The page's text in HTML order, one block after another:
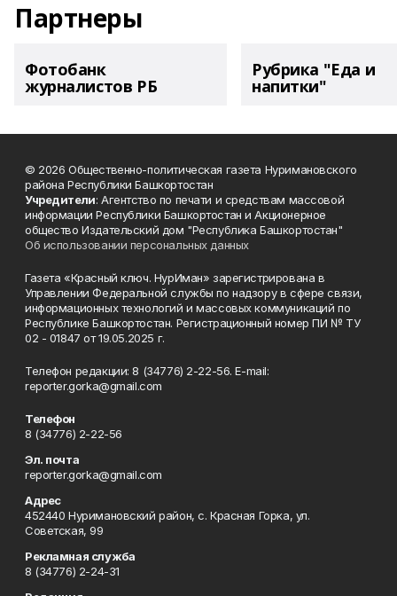
Партнеры
Фотобанк
журналистов РБ
Рубрика "Еда и
напитки"
© 2026 Общественно-политическая газета Нуримановского
района Республики Башкортостан
Учредители: Агентство по печати и средствам массовой
информации Республики Башкортостан и Акционерное
общество Издательский дом "Республика Башкортостан"
Об использовании персональных данных
Газета «Красный ключ. НурИман» зарегистрирована в
Управлении Федеральной службы по надзору в сфере связи,
информационных технологий и массовых коммуникаций по
Республике Башкортостан. Регистрационный номер ПИ № ТУ
02 - 01847 от 19.05.2025 г.
Телефон редакции: 8 (34776) 2-22-56. E-mail:
reporter.gorka@gmail.com
Телефон
8 (34776) 2-22-56
Эл. почта
reporter.gorka@gmail.com
Адрес
452440 Нуримановский район, с. Красная Горка, ул.
Советская, 99
Рекламная служба
8 (34776) 2-24-31